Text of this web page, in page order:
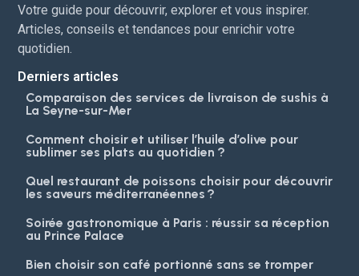
Votre guide pour découvrir, explorer et vous inspirer.
Articles, conseils et tendances pour enrichir votre
quotidien.
Derniers articles
Comparaison des services de livraison de sushis à
La Seyne-sur-Mer
Comment choisir et utiliser l’huile d’olive pour
sublimer ses plats au quotidien ?
Quel restaurant de poissons choisir pour découvrir
les saveurs méditerranéennes ?
Soirée gastronomique à Paris : réussir sa réception
au Prince Palace
Bien choisir son café portionné sans se tromper